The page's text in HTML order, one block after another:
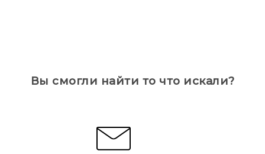
Вы смогли найти то что искали?